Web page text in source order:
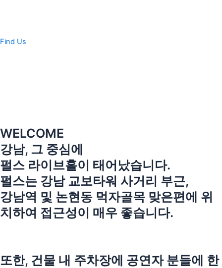
로
Find Us
WELCOME
강남, 그 중심에
펄스 라이브홀이 태어났습니다.
펄스는 강남 교보타워 사거리 부근,
강남역 및 논현동 먹자골목 맞은편에 위
치하여 접근성이 매우 좋습니다.
또한, 건물 내 주차장에 공연자 분들에 한